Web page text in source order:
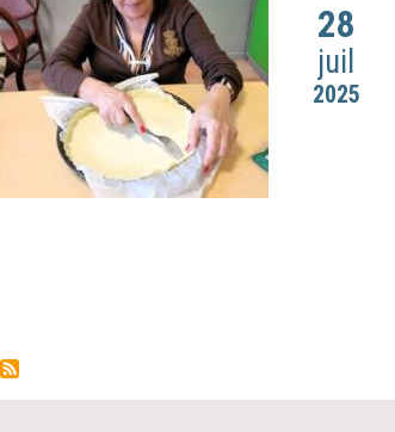
28
juil
2025